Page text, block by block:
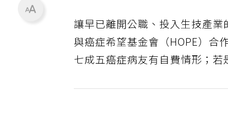
讓早已離開公職、投入生技產
與癌症希望基金會（HOPE）合
七成五癌症病友有自費情形；